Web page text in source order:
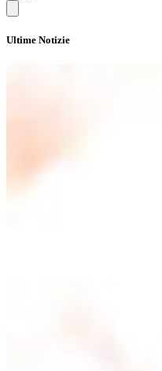
Ultime Notizie